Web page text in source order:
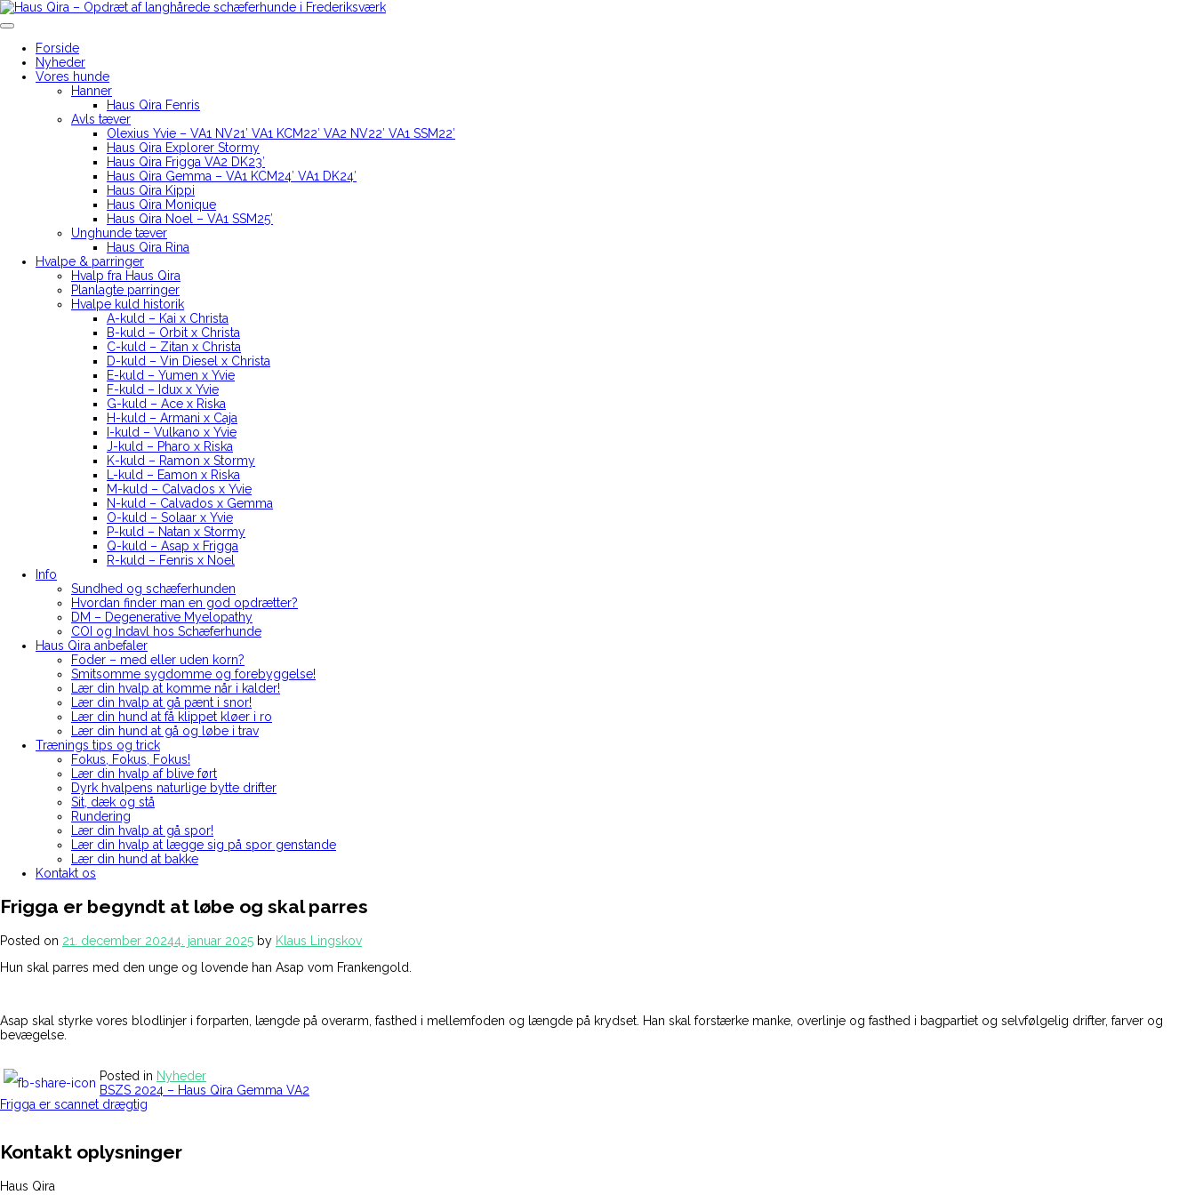
Skip
to
Forside
Nyheder
Vores hunde
Hanner
Haus Qira Fenris
Avls tæver
Olexius Yvie – VA1 NV21′ VA1 KCM22′ VA2 NV22′ VA1 SSM22′
Haus Qira Explorer Stormy
Haus Qira Frigga VA2 DK23′
Haus Qira Gemma – VA1 KCM24′ VA1 DK24′
Haus Qira Kippi
Haus Qira Monique
Haus Qira Noel – VA1 SSM25′
Unghunde tæver
Haus Qira Rina
Hvalpe & parringer
Hvalp fra Haus Qira
Planlagte parringer
Hvalpe kuld historik
A-kuld – Kai x Christa
B-kuld – Orbit x Christa
C-kuld – Zitan x Christa
D-kuld – Vin Diesel x Christa
E-kuld – Yumen x Yvie
F-kuld – Idux x Yvie
G-kuld – Ace x Riska
H-kuld – Armani x Caja
I-kuld – Vulkano x Yvie
J-kuld – Pharo x Riska
K-kuld – Ramon x Stormy
L-kuld – Eamon x Riska
M-kuld – Calvados x Yvie
N-kuld – Calvados x Gemma
O-kuld – Solaar x Yvie
P-kuld – Natan x Stormy
Q-kuld – Asap x Frigga
R-kuld – Fenris x Noel
Info
Sundhed og schæferhunden
Hvordan finder man en god opdrætter?
DM – Degenerative Myelopathy
COI og Indavl hos Schæferhunde
Haus Qira anbefaler
Foder – med eller uden korn?
Smitsomme sygdomme og forebyggelse!
Lær din hvalp at komme når i kalder!
Lær din hvalp at gå pænt i snor!
Lær din hund at få klippet kløer i ro
Lær din hund at gå og løbe i trav
Trænings tips og trick
Fokus, Fokus, Fokus!
Lær din hvalp af blive ført
Dyrk hvalpens naturlige bytte drifter
Sit, dæk og stå
Rundering
Lær din hvalp at gå spor!
Lær din hvalp at lægge sig på spor genstande
Lær din hund at bakke
Kontakt os
Frigga er begyndt at løbe og skal parres
Posted on 21. december 20244. januar 2025 by Klaus Lingskov
Hun skal parres med den unge og lovende han Asap vom Frankengold.
Asap skal styrke vores blodlinjer i forparten, længde på overarm, fasthed i mellemfoden og længde på krydset. Han skal forstærke manke, overlinje og fasthed i bagpartiet og selvfølgelig drifter, farver og
bevægelse.
Posted in Nyheder
IndlægsnavigationBSZS 2024 – Haus Qira Gemma VA2
Frigga er scannet drægtig
Kontakt oplysninger
Haus Qira